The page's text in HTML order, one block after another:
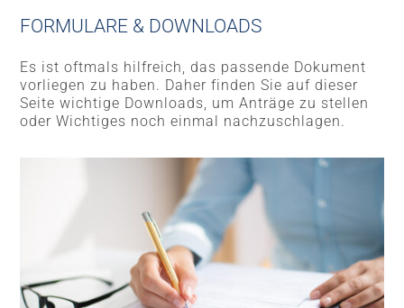
FORMULARE & DOWNLOADS
Es ist oftmals hilfreich, das passende Dokument
vorliegen zu haben. Daher finden Sie auf dieser
Seite wichtige Downloads, um Anträge zu stellen
oder Wichtiges noch einmal nachzuschlagen.